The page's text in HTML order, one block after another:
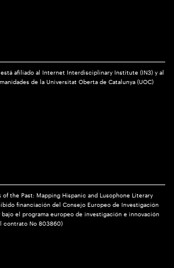
afiliado al Internet Interdisciplinary Institute (IN3) y al
de la Universitat Oberta de Catalunya (UOC)
of the Past: Mapping Hispanic and Lusophone Literary
financiación del Consejo Europeo de Investigación
bajo el programa europeo de investigación e innovación
contrato No 803860)